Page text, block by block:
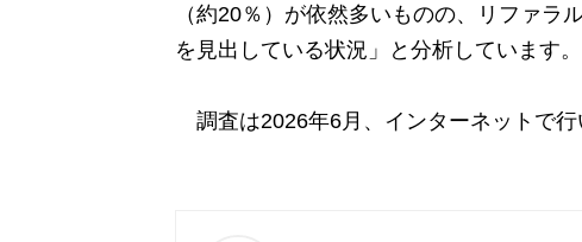
（約20％）が依然多いものの、リファラ
を見出している状況」と分析しています。
調査は2026年6月、インターネットで行